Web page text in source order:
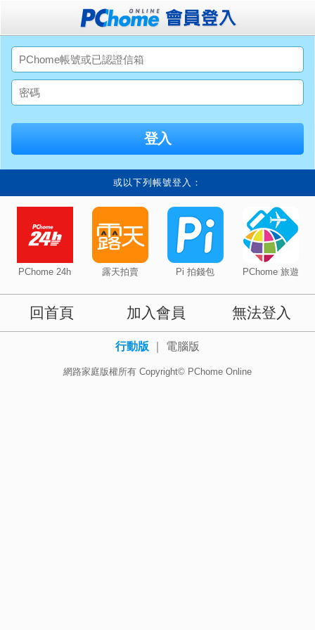
或以下列帳號登入：
PChome 24h 露天拍賣 Pi 拍錢包 PChome 旅遊
回首頁 加入會員 無法登入
行動版 電腦版
網路家庭版權所有 Copyright© PChome Online